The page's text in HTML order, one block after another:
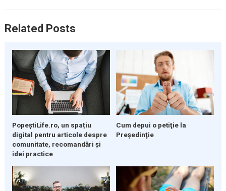
Related Posts
PopeștiLife.ro, un spațiu
digital pentru articole despre
comunitate, recomandări și
idei practice
Cum depui o petiţie la
Preşedinţie